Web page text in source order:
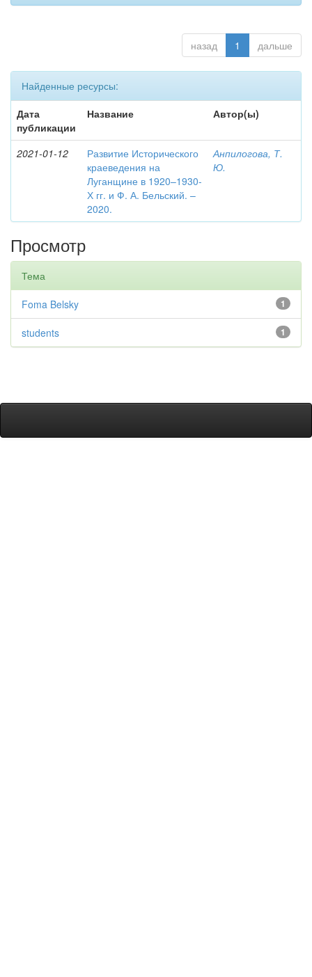
назад 1 дальше
Найденные ресурсы:
Дата
публикации
Название Автор(ы)
2021-01-12
Развитие Исторического
краеведения на
Луганщине в 1920–1930-
Х гг. и Ф. А. Бельский. –
2020.
Анпилогова, Т.
Ю.
Просмотр
Тема
1
Foma Belsky
1
students